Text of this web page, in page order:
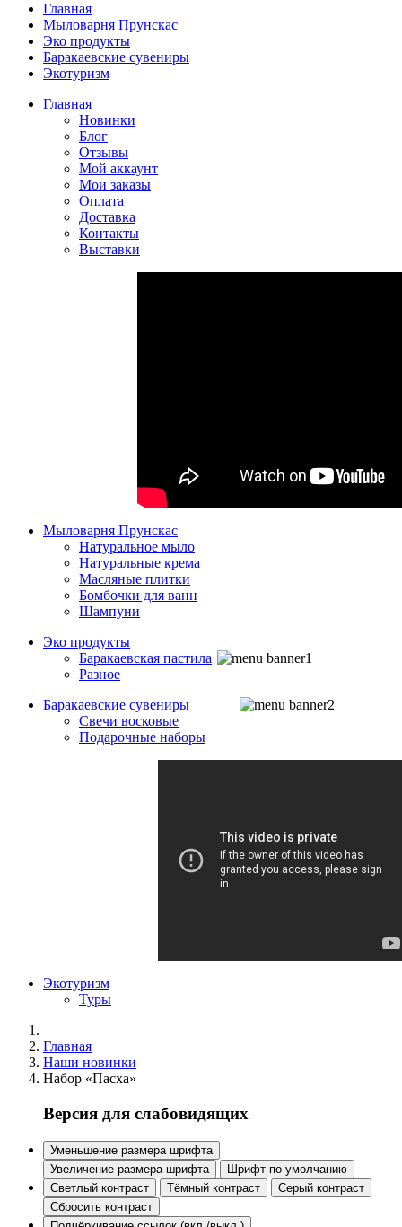
Главная
Мыловарня Прунскас
Эко продукты
Баракаевские сувениры
Экотуризм
Главная
Новинки
Блог
Отзывы
Мой аккаунт
Мои заказы
Оплата
Доставка
Контакты
Выставки
Мыловарня Прунскас
Натуральное мыло
Натуральные крема
Масляные плитки
Бомбочки для ванн
Шампуни
Эко продукты
Баракаевская пастила
Разное
Баракаевские сувениры
Свечи восковые
Подарочные наборы
Экотуризм
Туры
Главная
Наши новинки
Набор «Пасха»
Версия для слабовидящих
Уменьшение размера шрифта
Увеличение размера шрифта
Шрифт по умолчанию
Светлый контраст
Тёмный контраст
Серый контраст
Сбросить контраст